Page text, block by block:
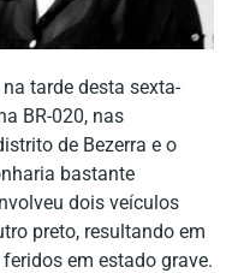
tarde desta sexta-
BR-020, nas
de Bezerra e o
bastante
dois veículos
preto, resultando em
em estado grave.